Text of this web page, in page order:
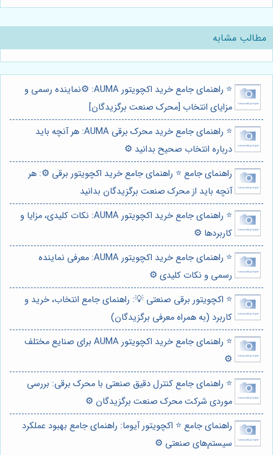
مطالب مشابه
⭐️ راهنمای جامع خرید اکچویتور AUMA: ⚙️نماینده رسمی و
مزایای انتخاب [محرک صنعت برگزیدگان]
⭐️ راهنمای جامع خرید محرک برقی AUMA: هر آنچه باید
درباره انتخاب صحیح بدانید ⚙️
راهنمای جامع ⭐️ راهنمای جامع خرید اکچویتور برقی ⚙️: هر
آنچه باید از محرک صنعت برگزیدگان بدانید
⭐️ راهنمای جامع خرید اکچویتور AUMA: نکات کلیدی، مزایا و
کاربردها ⚙️
⭐️ راهنمای جامع خرید اکچویتور AUMA: معرفی نماینده
رسمی و نکات کلیدی ⚙️
⭐️ اکچویتور برقی صنعتی 💡: راهنمای جامع انتخاب، خرید و
کاربرد (به همراه معرفی برگزیدگان)
⭐️ راهنمای جامع خرید اکچویتور AUMA برای صنایع مختلف
⚙️
⭐️ راهنمای جامع کنترل دقیق صنعتی با محرک برقی: بررسی
موردی شرکت محرک صنعت برگزیدگان ⚙️
راهنمای جامع ⭐️ اکچویتور آیوما: راهنمای جامع بهبود عملکرد
سیستم‌های صنعتی ⚙️